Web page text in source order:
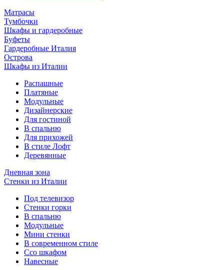
Матрасы
Тумбочки
Шкафы и гардеробные
Буфеты
Гардеробные Италия
Острова
Шкафы из Италии
Распашные
Платяные
Модульные
Дизайнерские
Для гостиной
В спальню
Для прихожей
В стиле Лофт
Деревянные
Дневная зона
Стенки из Италии
Под телевизор
Стенки горки
В спальню
Модульные
Мини стенки
В современном стиле
Ссо шкафом
Навесные